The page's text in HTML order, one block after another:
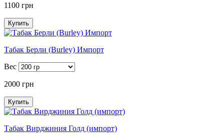
1100 грн
Купить
Табак Берли (Burley) Импорт
Вес
2000 грн
Купить
Табак Вирджиния Голд (импорт)